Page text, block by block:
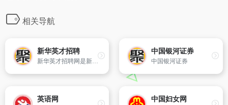
相关导航
新华英才招聘
新华英才招聘网是新华网与中华英才网合作推出的招聘网站，为您提供社会招聘、校园招聘、实习招聘、名企招聘等求职信息;为全国名企及广大企业提供招聘服务,助求职者找到知名企业和高薪职位!
中国银河证券
中国银河证券
英语网 中国妇女网